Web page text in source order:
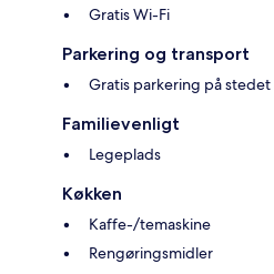
Gratis Wi-Fi
Parkering og transport
Gratis parkering på stedet
Familievenligt
Legeplads
Køkken
Kaffe-/temaskine
Rengøringsmidler